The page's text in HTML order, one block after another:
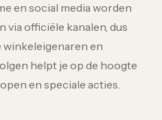
en social media worden
via officiële kanalen, dus
en
helpt je op de hoogte
en speciale acties.